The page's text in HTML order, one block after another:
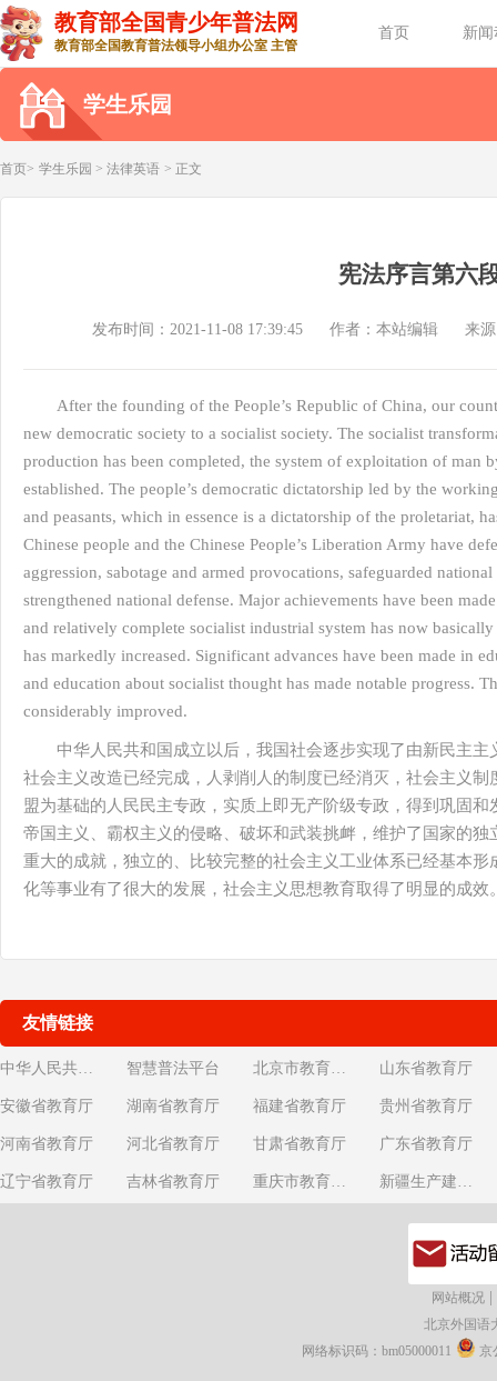
教育部全国青少年普法网
教育部全国教育普法领导小组办公室 主管
首页 新
学生乐园
首页> 学生乐园 > 法律英语 > 正文
宪法序言第六
发布时间：2021-11-08 17:39:45 作者：本站编辑 来
After the founding of the People’s Republic of China, our
new democratic society to a socialist society. The socialist
production has been completed, the system of exploitation of man
established. The people’s democratic dictatorship led by the
and peasants, which in essence is a dictatorship of the proletariat,
Chinese people and the Chinese People’s Liberation Army have
aggression, sabotage and armed provocations, safeguarded
strengthened national defense. Major achievements have been
and relatively complete socialist industrial system has now
has markedly increased. Significant advances have been made in
and education about socialist thought has made notable progress.
considerably improved.
中华人民共和国成立以后，我国社会逐步实现了由新民主
社会主义改造已经完成，人剥削人的制度已经消灭，社会主义
盟为基础的人民民主专政，实质上即无产阶级专政，得到巩固
帝国主义、霸权主义的侵略、破坏和武装挑衅，维护了国家的
重大的成就，独立的、比较完整的社会主义工业体系已经基本
化等事业有了很大的发展，社会主义思想教育取得了明显的成
友情链接
中华人民共和国教育部 智慧普法平台 北京市教育委员会 山东省教育厅
安徽省教育厅 湖南省教育厅 福建省教育厅 贵州省教育厅
河南省教育厅 河北省教育厅 甘肃省教育厅 广东省教育厅
辽宁省教育厅 吉林省教育厅 重庆市教育委员会 新疆生产建设兵团教育局
网站概况
北京外国语
网络标识码：bm05000011
京